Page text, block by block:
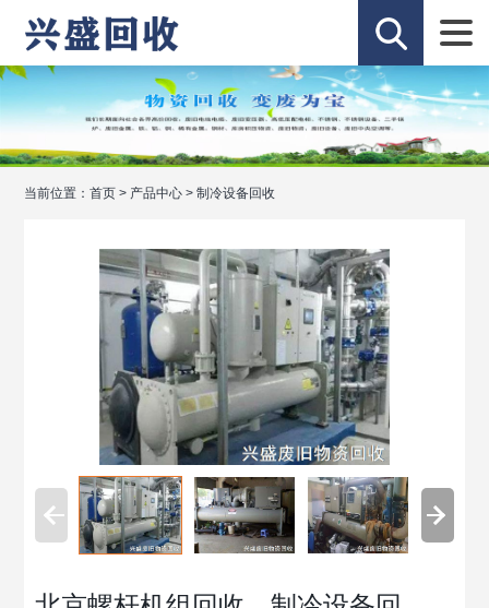
当前位置：首页 > 产品中心 >制冷设备回收